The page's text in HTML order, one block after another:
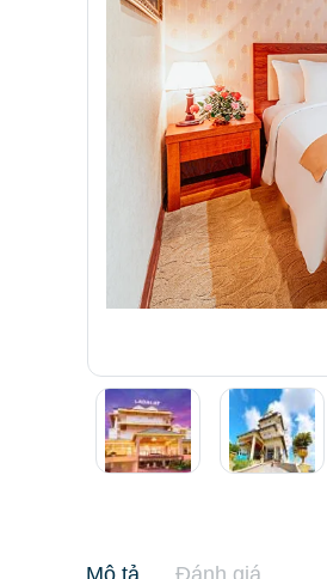
Mô tả Đánh giá